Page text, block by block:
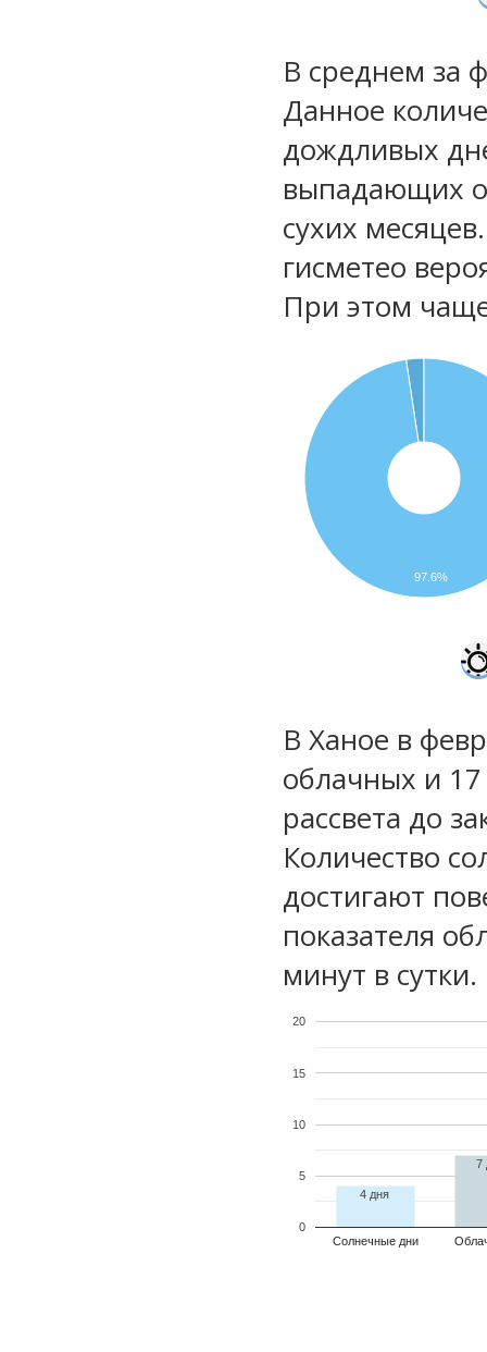
В среднем за
Данное
дождливых
выпадающих
сухих
гисметео
При этом
97.6%
В Ханое в
облачных и
рассвета до
Количество
достигают
показателя
минут в сутки.
Солнечные дни
0
5
10
15
20
4 дня
7